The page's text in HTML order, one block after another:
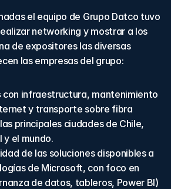
el equipo de Grupo Datco tuvo
networking y mostrar a los
de expositores las diversas
las empresas del grupo:
con infraestructura, mantenimiento
y transporte sobre fibra
principales ciudades de Chile,
y el mundo.
de las soluciones disponibles a
de Microsoft, con foco en
de datos, tableros, Power BI)